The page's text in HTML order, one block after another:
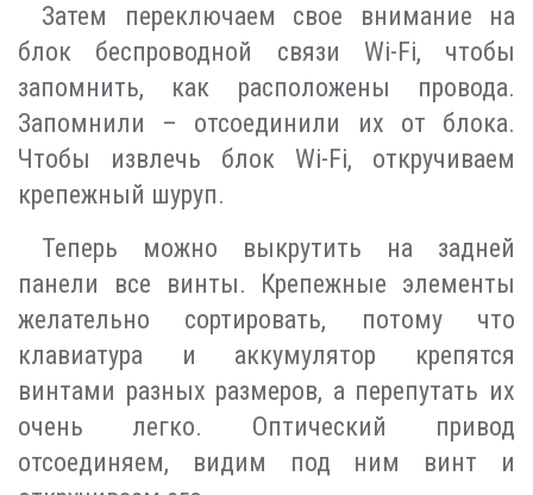
Затем переключаем свое внимание на
блок беспроводной связи Wi-Fi, чтобы
запомнить, как расположены провода.
Запомнили – отсоединили их от блока.
Чтобы извлечь блок Wi-Fi, откручиваем
крепежный шуруп.
Теперь можно выкрутить на задней
панели все винты. Крепежные элементы
желательно сортировать, потому что
клавиатура и аккумулятор крепятся
винтами разных размеров, а перепутать их
очень легко. Оптический привод
отсоединяем, видим под ним винт и